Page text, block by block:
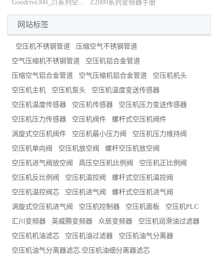
Goodrive300_21系列空...
Z2000系列变频器手册
网站标签
空压机不锈钢管道
压缩空气不锈钢管道
空气压缩机不锈钢管道
空压机铝合金管道
压缩空气铝合金管道
空气压缩机铝合金管道
空压机机头
空压机主机
空压机泵头
空压机温度变送传感器
空压机温度传感器
空压机传感器
空压机压力变送传感器
空压机压力传感器
空压机阀件
螺杆式空压机阀件
涡旋式空压机阀件
空压机最小压力阀
空压机压力维持阀
空压机单向阀
空压机放空阀
螺杆空压机放空阀
空压机进气阀放空阀
高压空压机比例阀
空压机正比例阀
空压机反比例阀
空压机温控阀
螺杆式空压机温控阀
空压机温控阀芯
空压机进气阀
螺杆式空压机进气阀
涡旋式空压机进气阀
空压机控制器 空压机面板
空压机PLC
汇川变频器
英威腾变频器 众辰变频器
空压机润滑油过滤器
空压机机油滤芯
空压机油过滤器
空压机油气分离器
空压机油气分离器滤芯.空压机油细分离器滤芯